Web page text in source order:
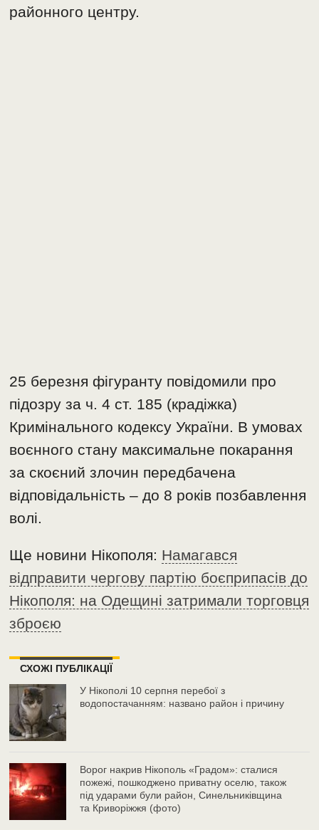
районного центру.
25 березня фігуранту повідомили про
підозру за ч. 4 ст. 185 (крадіжка)
Кримінального кодексу України. В умовах
воєнного стану максимальне покарання
за скоєний злочин передбачена
відповідальність – до 8 років позбавлення
волі.
Ще новини Нікополя: Намагався
відправити чергову партію боєприпасів до
Нікополя: на Одещині затримали торговця
зброєю
СХОЖІ ПУБЛІКАЦІЇ
У Нікополі 10 серпня перебої з
водопостачанням: названо район і причину
Ворог накрив Нікополь «Градом»: сталися
пожежі, пошкоджено приватну оселю, також
під ударами були район, Синельниківщина
та Криворіжжя (фото)